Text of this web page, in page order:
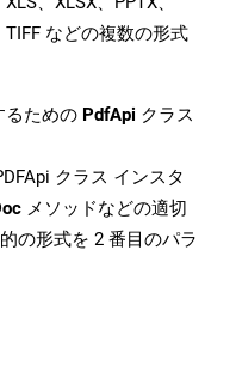
TIFF などの複数の形式
るための PdfApi クラス
クラス インスタ
メソッドなどの適切
の形式を 2 番目のパラ